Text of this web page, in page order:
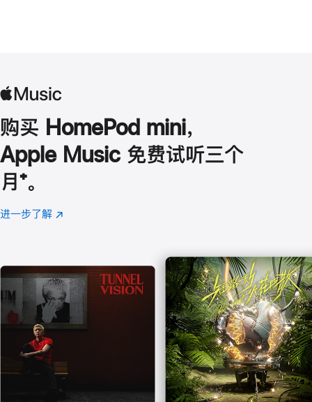
购买 HomePod mini，
Apple Music 免费试听三个
月 脚
注
⁺。
进一步了解 Apple
(在
口
中
打
开)